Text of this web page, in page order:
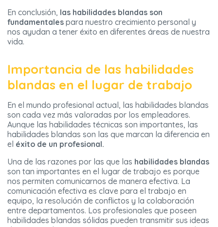
En conclusión, las habilidades blandas son
fundamentales para nuestro crecimiento personal y
nos ayudan a tener éxito en diferentes áreas de nuestra
vida.
Importancia de las habilidades
blandas en el lugar de trabajo
En el mundo profesional actual, las habilidades blandas
son cada vez más valoradas por los empleadores.
Aunque las habilidades técnicas son importantes, las
habilidades blandas son las que marcan la diferencia en
el éxito de un profesional.
Una de las razones por las que las habilidades blandas
son tan importantes en el lugar de trabajo es porque
nos permiten comunicarnos de manera efectiva. La
comunicación efectiva es clave para el trabajo en
equipo, la resolución de conflictos y la colaboración
entre departamentos. Los profesionales que poseen
habilidades blandas sólidas pueden transmitir sus ideas